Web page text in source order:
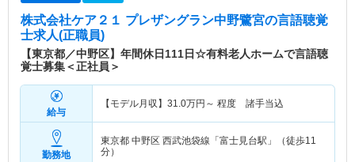
株式会社ケア２１ プレザングラン中野鷺宮の言語聴覚
士求人(正職員)
【東京都／中野区】年間休日111日☆有料老人ホームで言語聴
覚士募集＜正社員＞
給与
【モデル月収】 31.0万円～ 程度 諸手当込
勤務地
東京都 中野区 西武池袋線「富士見台駅」（徒歩11
分）